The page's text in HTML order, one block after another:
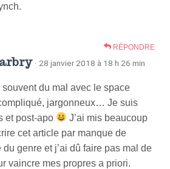
RÉPONDRE
· 28 janvier 2018 à 18 h 26 min
souvent du mal avec le space
jargonneux… Je suis
et post-apo
J’ai mis beaucoup
cet article par manque de
genre et j’ai dû faire pas mal de
vaincre mes propres a priori.